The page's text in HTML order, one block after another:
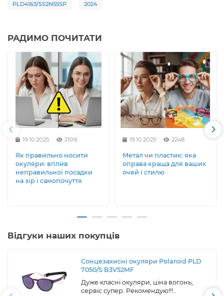
PLD4163/SS2N55SP 2024
РАДИМО ПОЧИТАТИ
19.10.2025 2109
Як правильно носити
окуляри: вплив
неправильної посадки
на зір і самопочуття
19.10.2025 2248
Метал чи пластик: яка
оправа краща для ваших
очей і стилю
Відгуки наших покупців
Сонцезахисні окуляри Polaroid PLD
7050/S B3V52MF
Дуже класні окуляри, ціна вогонь,
сервіс супер. Рекомендую!!!..